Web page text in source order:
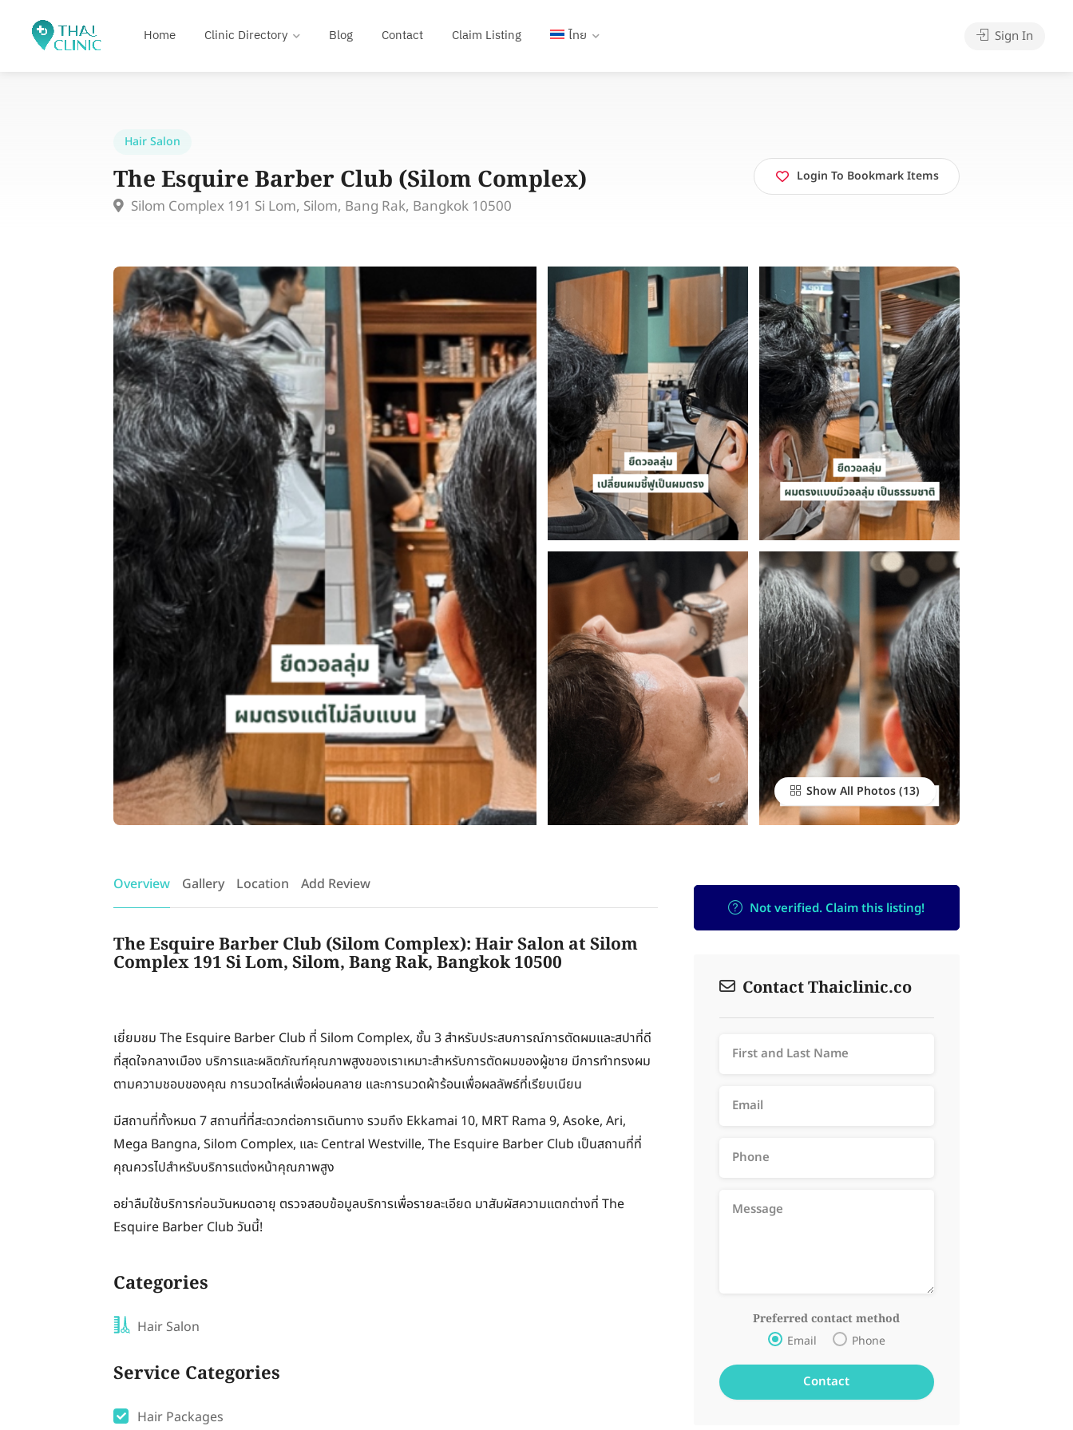
Home Clinic Directory Blog Contact Claim Listing ไทย Sign In
Hair Salon
The Esquire Barber Club (Silom Complex)
Silom Complex 191 Si Lom, Silom, Bang Rak, Bangkok 10500
Login To Bookmark Items
Show All Photos
Overview Gallery Location Add Review
The Esquire Barber Club (Silom Complex): Hair Salon at Silom
Complex 191 Si Lom, Silom, Bang Rak, Bangkok 10500
เยี่ยมชม The Esquire Barber Club ที่ Silom Complex, ชั้น 3 สำหรับประสบการณ์การตัดผมและสปาที่ดี
ที่สุดใจกลางเมือง บริการและผลิตภัณฑ์คุณภาพสูงของเราเหมาะสำหรับการตัดผมของผู้ชาย มีการทำทรงผม
ตามความชอบของคุณ การนวดไหล่เพื่อผ่อนคลาย และการนวดผ้าร้อนเพื่อผลลัพธ์ที่เรียบเนียน
มีสถานที่ทั้งหมด 7 สถานที่ที่สะดวกต่อการเดินทาง รวมถึง Ekkamai 10, MRT Rama 9, Asoke, Ari,
Mega Bangna, Silom Complex, และ Central Westville, The Esquire Barber Club เป็นสถานที่ที่
คุณควรไปสำหรับบริการแต่งหน้าคุณภาพสูง
อย่าลืมใช้บริการก่อนวันหมดอายุ ตรวจสอบข้อมูลบริการเพื่อรายละเอียด มาสัมผัสความแตกต่างที่ The
Esquire Barber Club วันนี้!
Categories
Hair Salon
Service Categories
Hair Packages
Not verified. Claim this listing!
Contact Thaiclinic.co
Preferred contact method
Email Phone